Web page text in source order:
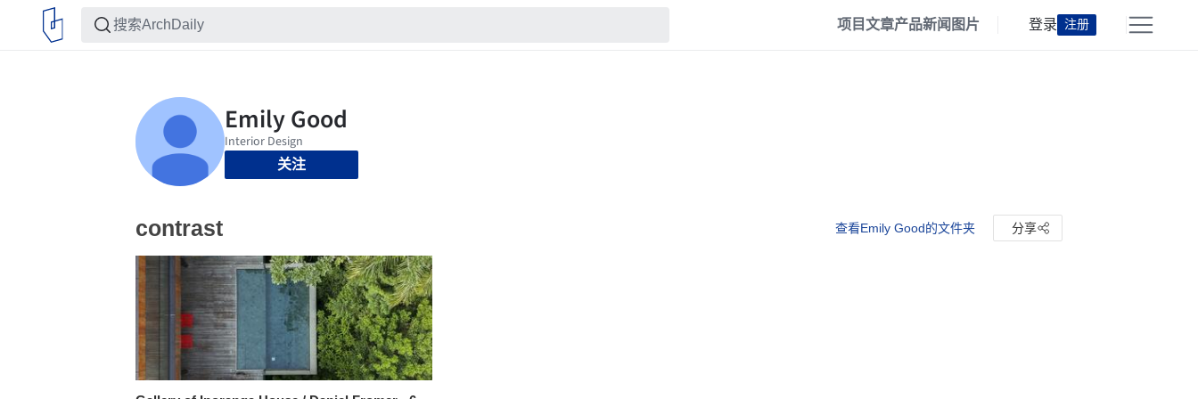
项目文章产品新闻 图片 登录 注册
关注
contrast 查看Emily Good的文件夹 分享